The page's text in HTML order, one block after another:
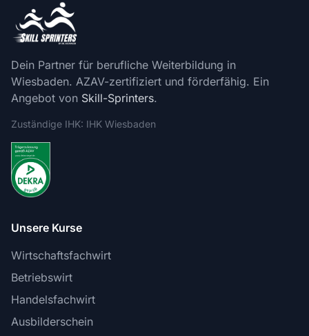
Dein Partner für berufliche Weiterbildung in
Wiesbaden. AZAV-zertifiziert und förderfähig. Ein
Angebot von Skill-Sprinters.
Zuständige IHK: IHK Wiesbaden
Unsere Kurse
Wirtschaftsfachwirt
Betriebswirt
Handelsfachwirt
Ausbilderschein